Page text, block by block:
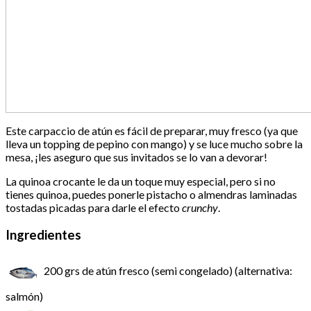
Este carpaccio de atún es fácil de preparar, muy fresco (ya que
lleva un topping de pepino con mango) y se luce mucho sobre la
mesa, ¡les aseguro que sus invitados se lo van a devorar!
La quinoa crocante le da un toque muy especial, pero si no
tienes quinoa, puedes ponerle pistacho o almendras laminadas
tostadas picadas para darle el efectocrunchy.
Ingredientes
200 grs de atún fresco (semi congelado) (alternativa:
salmón)